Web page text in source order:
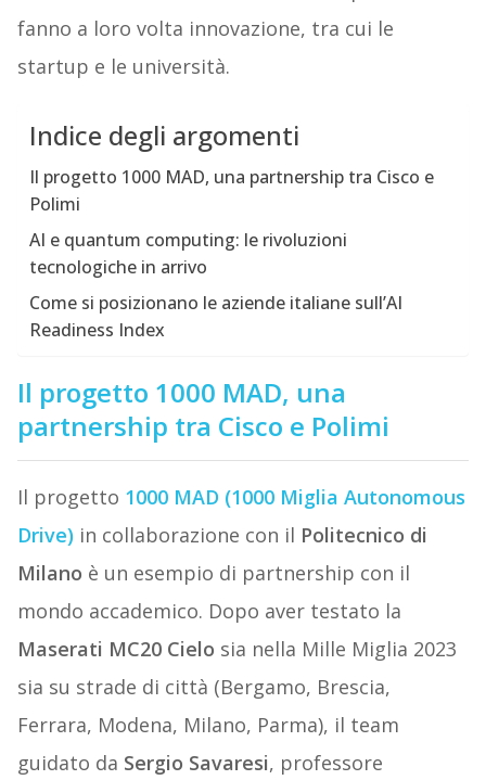
fanno a loro volta innovazione, tra cui le
startup e le università.
Indice degli argomenti
Il progetto 1000 MAD, una partnership tra Cisco e
Polimi
AI e quantum computing: le rivoluzioni
tecnologiche in arrivo
Come si posizionano le aziende italiane sull’AI
Readiness Index
Il progetto 1000 MAD, una
partnership tra Cisco e Polimi
Il progetto 1000 MAD (1000 Miglia Autonomous
Drive) in collaborazione con il Politecnico di
Milano è un esempio di partnership con il
mondo accademico. Dopo aver testato la
Maserati MC20 Cielo sia nella Mille Miglia 2023
sia su strade di città (Bergamo, Brescia,
Ferrara, Modena, Milano, Parma), il team
guidato da Sergio Savaresi, professore